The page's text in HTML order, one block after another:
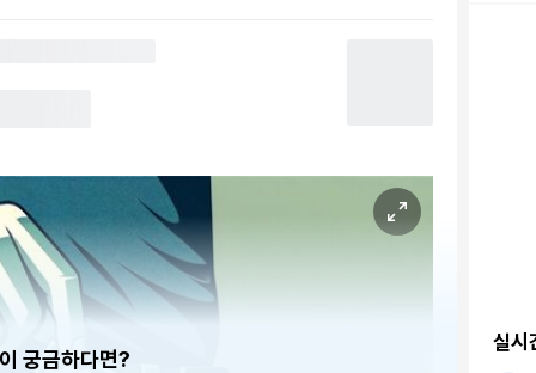
궁금하다면?
실시